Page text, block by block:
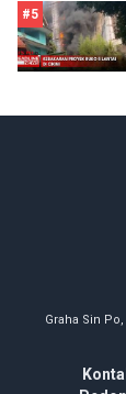
#5
Graha Sin